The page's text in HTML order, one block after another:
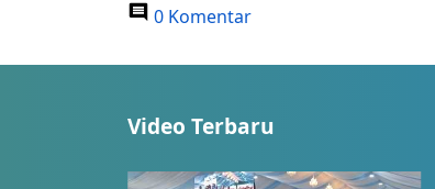
0 Komentar
Video Terbaru